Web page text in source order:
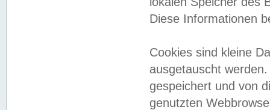
Diese Informationen
Cookies sind kleine
ausgetauscht
gespeichert und von
genutzten